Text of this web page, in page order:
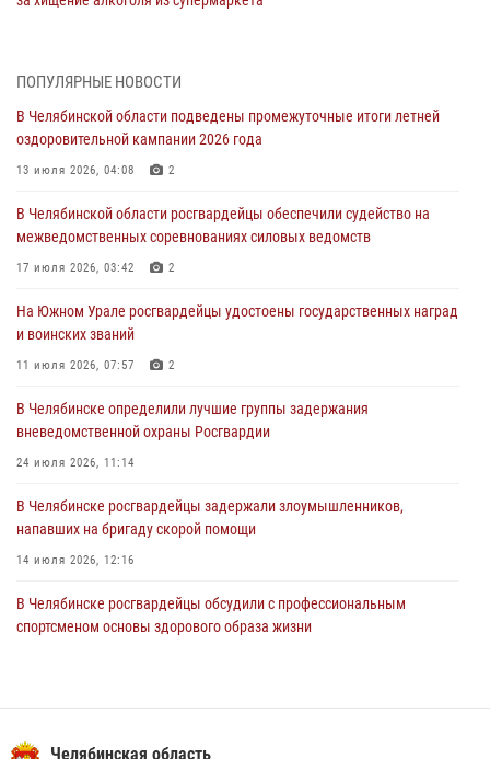
На Южном Урале спецназ Росгвардии провел военно-полевые
1
Росгвардейцы задержали трёх магазинных воров в Челябинске
На Южном Урале сотрудники Росгвардии задержали
подозреваемого в совершении убийства
В Челябинской области росгвардейцами по горячим следам
задержан подозреваемый в грабеже
ПОПУЛЯРНЫЕ НОВОСТИ
В Челябинской области подведены промежуточные итоги летней
оздоровительной кампании 2026 года
13 июля 2026, 04:08 2
В Челябинской области росгвардейцы обеспечили судейство на
межведомственных соревнованиях силовых ведомств
17 июля 2026, 03:42 2
На Южном Урале росгвардейцы удостоены государственных наград
и воинских званий
11 июля 2026, 07:57 2
В Челябинске определили лучшие группы задержания
вневедомственной охраны Росгвардии
24 июля 2026, 11:14
В Челябинске росгвардейцы задержали злоумышленников,
напавших на бригаду скорой помощи
14 июля 2026, 12:16
В Челябинске росгвардейцы обсудили с профессиональным
спортсменом основы здорового образа жизни
23 июля 2026, 09:28 2
Челябинская область